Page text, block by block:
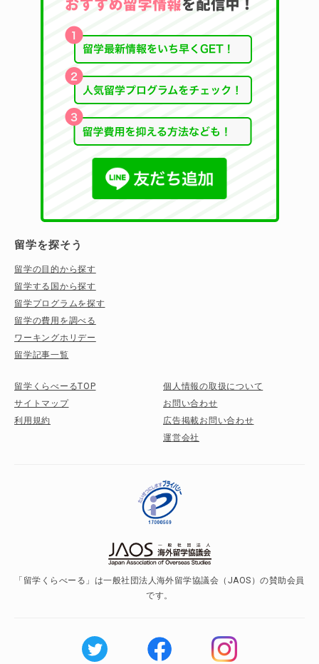
留学を探そう
留学の目的から探す
留学する国から探す
留学プログラムを探す
留学の費用を調べる
ワーキングホリデー
留学記事一覧
留学くらべーるTOP
サイトマップ
利用規約
個人情報の取扱について
お問い合わせ
広告掲載お問い合わせ
運営会社
「留学くらべーる」は一般社団法人海外留学協議会（JAOS）の賛助会員
です。